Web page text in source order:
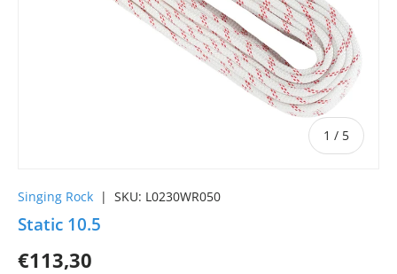
1 / von
5
Singing Rock | SKU: L0230WR050
Static 10.5
€113,30